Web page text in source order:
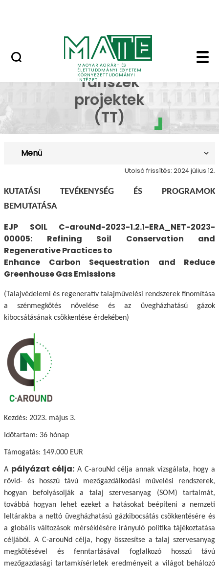
MAGYAR AGRÁR- ÉS
ÉLETTUDOMÁNYI EGYETEM
KÖRNYEZETTUDOMÁNYI
INTÉZET
Talajtani Tanszék
Talajtani
Tanszék
projektek
(TT)
Menü
Utolsó frissítés: 2024 július 12.
KUTATÁSI TEVÉKENYSÉG ÉS PROGRAMOK
BEMUTATÁSA
EJP SOIL C-arouNd-2023-1.2.1-ERA_NET-2023-
00005: Refining Soil Conservation and
Regenerative Practices to
Enhance Carbon Sequestration and Reduce
Greenhouse Gas Emissions
(Talajvédelemi és regeneratív talajművelési rendszerek finomítása
a szénmegkötés növelése és az üvegházhatású gázok
kibocsátásának csökkentése érdekében)
Kezdés: 2023. május 3.
Időtartam: 36 hónap
Támogatás: 149.000 EUR
A pályázat célja: A C-arouNd célja annak vizsgálata, hogy a
rövid- és hosszú távú mezőgazdálkodási művelési rendszerek,
hogyan befolyásolják a talaj szervesanyag (SOM) tartalmát,
továbbá hogyan lehet ezeket a hatásokat beépíteni a nemzeti
leltárakba a nettó üvegházhatású gázkibocsátás csökkentésére és
a globális változások mérséklésére irányuló politika tájékoztatása
céljából. A C-arouNd célja, hogy összesítse a talaj szervesanyag
megkötésével és fenntartásával foglalkozó hosszú távú
mezőgazdasági tartamkísérletek eredményeit a világot behálozó